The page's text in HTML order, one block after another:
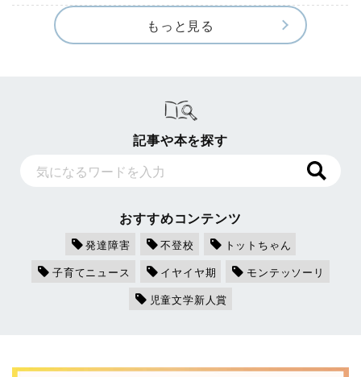
もっと見る
記事や本を探す
おすすめコンテンツ
発達障害 不登校
トットちゃん
子育てニュース
イヤイヤ期
モンテッソーリ
児童文学新人賞